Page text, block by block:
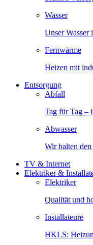
Wasser
Unser Wasser
Fernwärme
Heizen mit
Entsorgung
Abfall
Tag für Tag –
Abwasser
Wir halten den
TV & Internet
Elektriker &
Elektriker
Qualität und
Installateure
HKLS: